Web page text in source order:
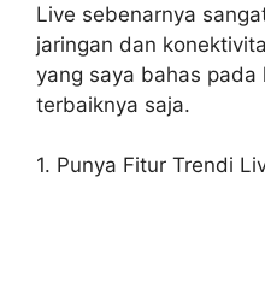
Live sebenarnya
jaringan dan
yang saya bahas
terbaiknya saja.
1. Punya Fitur Trendi